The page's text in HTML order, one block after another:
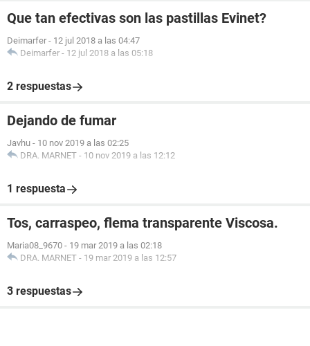
Que tan efectivas son las pastillas Evinet?
Deimarfer - 12 jul 2018 a las 04:47
Deimarfer - 12 jul 2018 a las 05:18
2 respuestas
Dejando de fumar
Javhu - 10 nov 2019 a las 02:25
DRA. MARNET - 10 nov 2019 a las 12:12
1 respuesta
Tos, carraspeo, flema transparente Viscosa.
Maria08_9670 - 19 mar 2019 a las 02:18
DRA. MARNET - 19 mar 2019 a las 12:57
3 respuestas